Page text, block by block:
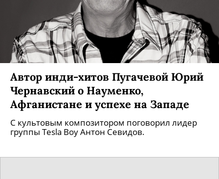
Автор инди-хитов Пугачевой Юрий
Чернавский о Науменко,
Афганистане и успехе на Западе
С культовым композитором поговорил лидер
группы Tesla Boy Антон Севидов.